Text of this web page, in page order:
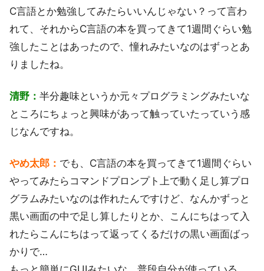
C言語とか勉強してみたらいいんじゃない？って言わ
れて、それからC言語の本を買ってきて1週間ぐらい勉
強したことはあったので、憧れみたいなのはずっとあ
りましたね。
清野： 半分趣味というか元々プログラミングみたいな
ところにちょっと興味があって触っていたっていう感
じなんですね。
やめ太郎： でも、C言語の本を買ってきて1週間ぐらい
やってみたらコマンドプロンプト上で動く足し算プロ
グラムみたいなのは作れたんですけど、なんかずっと
黒い画面の中で足し算したりとか、こんにちはって入
れたらこんにちはって返ってくるだけの黒い画面ばっ
かりで…